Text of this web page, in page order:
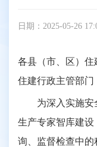
日期：2025-05-26
各县（市、区）
住建行政主管部门
为深入实施
生产专家智库建
询、监督检查中